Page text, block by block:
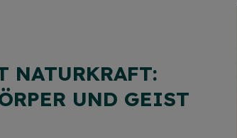
NATURKRAFT:
UND GEIST